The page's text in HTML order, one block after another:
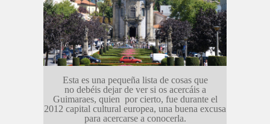
Esta es una pequeña lista de cosas que
no debéis dejar de ver si os acercáis a
Guimaraes, quien por cierto, fue durante el
2012 capital cultural europea, una buena excusa
para acercarse a conocerla.